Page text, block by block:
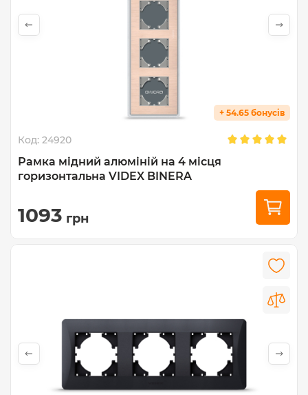
+ 54.65 бонусів
Код: 24920
Рамка мідний алюміній на 4 місця
горизонтальна VIDEX BINERA
1093 грн